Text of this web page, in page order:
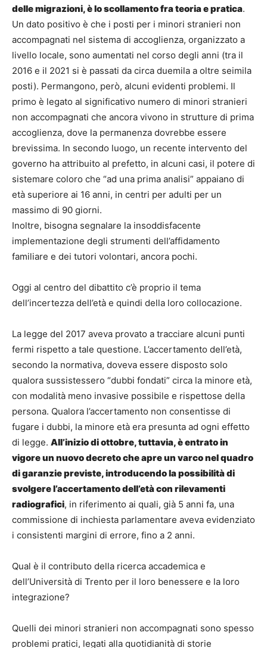
delle migrazioni, è lo scollamento fra teoria e pratica.
Un dato positivo è che i posti per i minori stranieri non
accompagnati nel sistema di accoglienza, organizzato a
livello locale, sono aumentati nel corso degli anni (tra il
2016 e il 2021 si è passati da circa duemila a oltre seimila
posti). Permangono, però, alcuni evidenti problemi. Il
primo è legato al significativo numero di minori stranieri
non accompagnati che ancora vivono in strutture di prima
accoglienza, dove la permanenza dovrebbe essere
brevissima. In secondo luogo, un recente intervento del
governo ha attribuito al prefetto, in alcuni casi, il potere di
sistemare coloro che “ad una prima analisi” appaiano di
età superiore ai 16 anni, in centri per adulti per un
massimo di 90 giorni.
Inoltre, bisogna segnalare la insoddisfacente
implementazione degli strumenti dell’affidamento
familiare e dei tutori volontari, ancora pochi.
Oggi al centro del dibattito c’è proprio il tema
dell’incertezza dell’età e quindi della loro collocazione.
La legge del 2017 aveva provato a tracciare alcuni punti
fermi rispetto a tale questione. L’accertamento dell’età,
secondo la normativa, doveva essere disposto solo
qualora sussistessero “dubbi fondati” circa la minore età,
con modalità meno invasive possibile e rispettose della
persona. Qualora l’accertamento non consentisse di
fugare i dubbi, la minore età era presunta ad ogni effetto
di legge. All’inizio di ottobre, tuttavia, è entrato in
vigore un nuovo decreto che apre un varco nel quadro
di garanzie previste, introducendo la possibilità di
svolgere l’accertamento dell’età con rilevamenti
radiografici, in riferimento ai quali, già 5 anni fa, una
commissione di inchiesta parlamentare aveva evidenziato
i consistenti margini di errore, fino a 2 anni.
Qual è il contributo della ricerca accademica e
dell’Università di Trento per il loro benessere e la loro
integrazione?
Quelli dei minori stranieri non accompagnati sono spesso
problemi pratici, legati alla quotidianità di storie